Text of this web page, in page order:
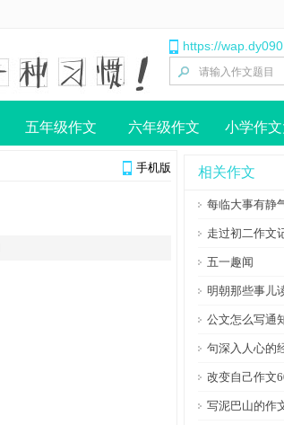
https://
五年级作文 六年级作文 小学作
手机版 相关作文
每临大事有静
走过初二作文
五一趣闻
明朝那些事儿
公文怎么写通
句深入人心的
改变自己作文
写泥巴山的作